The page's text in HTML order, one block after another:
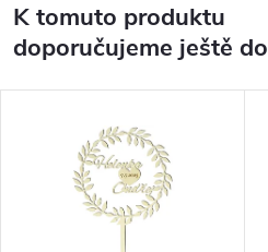
K tomuto produktu
doporučujeme ještě